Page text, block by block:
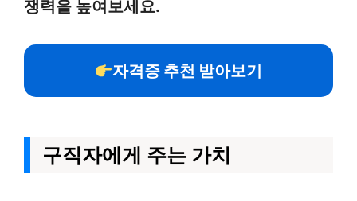
쟁력을 높여보세요.
자격증 추천 받아보기
구직자에게 주는 가치